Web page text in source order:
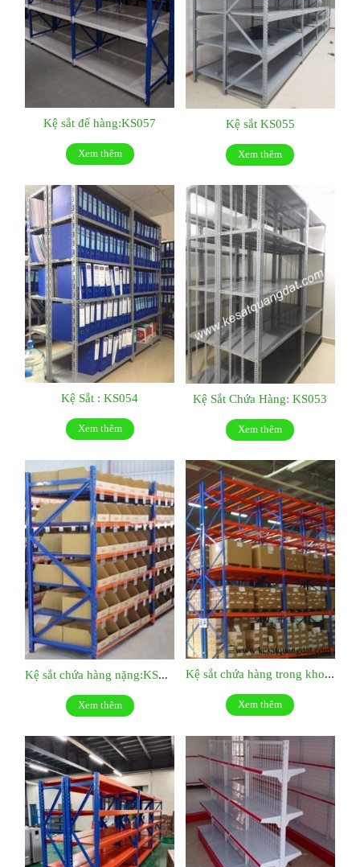
Kệ sắt để hàng:KS057
Xem thêm
Kệ sắt KS055
Xem thêm
Kệ Sắt : KS054
Xem thêm
Kệ Sắt Chứa Hàng: KS053
Xem thêm
Kệ sắt chứa hàng nặng:KS052
Xem thêm
Kệ sắt chứa hàng trong kho KS51
Xem thêm